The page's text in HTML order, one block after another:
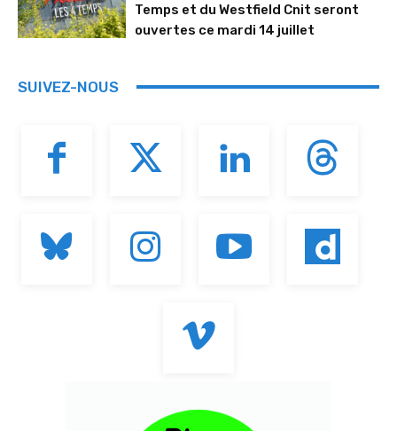
Temps et du Westfield Cnit seront
ouvertes ce mardi 14 juillet
SUIVEZ-NOUS